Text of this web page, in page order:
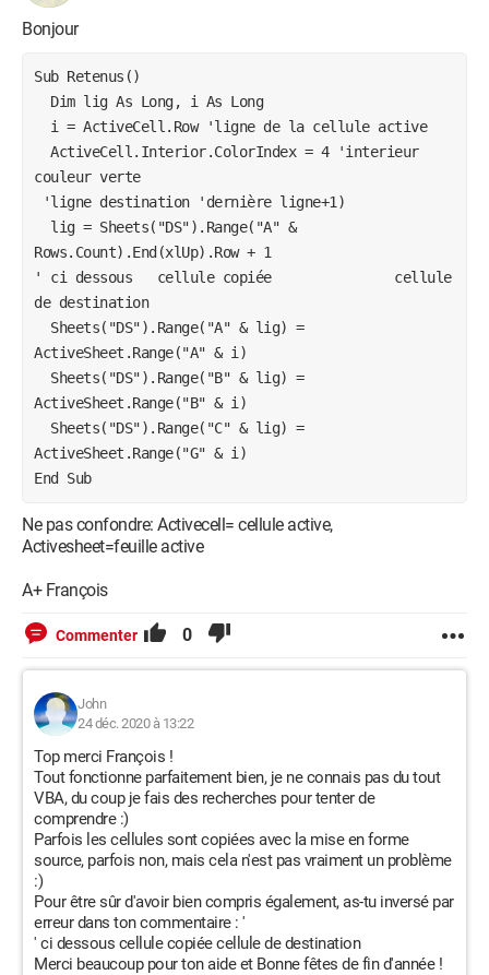
Selection.Style = "Satisfaisant"
ActiveCell.Range("A1,B1,G1").Select
ActiveCell.Offset(0, 6).Range("A1").Activate
Selection.Copy
Sheets("DS").Select
ActiveWindow.SmallScroll Down:=27
[b][u] ActiveCell.Offset(1, -3).Range("A1").Select[/u][/b]
ActiveSheet.Paste
ActiveCell.Range("A1,B1").Select
ActiveCell.Offset(0, 1).Range("A1").Activate
Application.CutCopyMode = False
.HorizontalAlignment = xlLeft
.VerticalAlignment = xlCenter
.WrapText = True
.AddIndent = False
.IndentLevel = 0
.ShrinkToFit = False
.ReadingOrder = xlContext
.MergeCells = False
End With
Bonjour
Sub Retenus()
  Dim lig As Long, i As Long
  i = ActiveCell.Row 'ligne de la cellule active
couleur verte
'ligne destination 'dernière ligne+1)
Rows.Count).End(xlUp).Row + 1
' ci dessous   cellule copiée               cellule
de destination
ActiveSheet.Range("A" & i)
ActiveSheet.Range("B" & i)
ActiveSheet.Range("G" & i)
End Sub
Ne pas confondre: Activecell= cellule active,
Activesheet=feuille active
A+ François
Commenter 0
John
24 déc. 2020 à 13:22
Top merci François !
Tout fonctionne parfaitement bien, je ne connais pas du tout
VBA, du coup je fais des recherches pour tenter de
comprendre :)
Parfois les cellules sont copiées avec la mise en forme
source, parfois non, mais cela n'est pas vraiment un problème
:)
Pour être sûr d'avoir bien compris également, as-tu inversé par
erreur dans ton commentaire : '
' ci dessous cellule copiée cellule de destination
Merci beaucoup pour ton aide et Bonne fêtes de fin d'année !